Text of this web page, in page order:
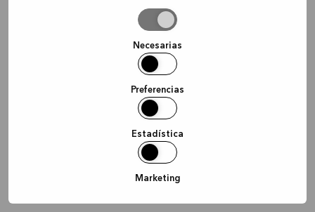
Necesarias
Preferencias
Estadística
Marketing